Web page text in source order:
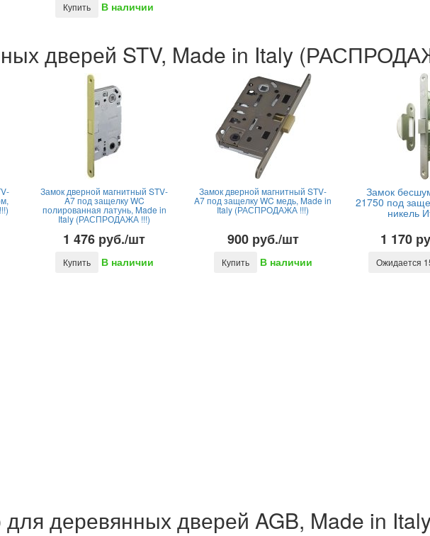
Купить В наличии
дверей STV, Made in Italy
Замок дверной магнитный STV-
A7 под защелку WC
полированная латунь, Made in
Italy (РАСПРОДАЖА !!!)
1 476 руб./шт
Купить В наличии
Замок дверной магнитный STV-
A7 под защелку WC медь, Made in
Italy (РАСПРОДАЖА !!!)
900 руб./шт
Купить В наличии
Замок
21750 под
никель
1 170
Ожидается
деревянных дверей AGB, Made in